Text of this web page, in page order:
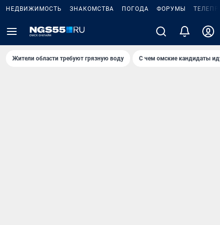
НЕДВИЖИМОСТЬ ЗНАКОМСТВА ПОГОДА ФОРУМЫ
Жители области требуют грязную воду С чем омские кандидаты